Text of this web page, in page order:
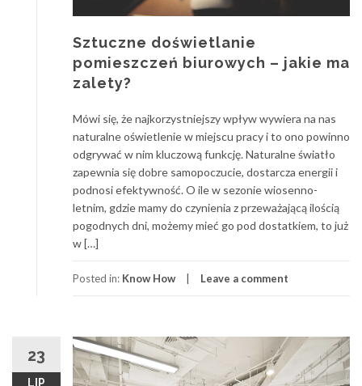
Sztuczne doświetlanie
pomieszczeń biurowych – jakie ma
zalety?
Mówi się, że najkorzystniejszy wpływ wywiera na nas
naturalne oświetlenie w miejscu pracy i to ono powinno
odgrywać w nim kluczową funkcję. Naturalne światło
zapewnia się dobre samopoczucie, dostarcza energii i
podnosi efektywność. O ile w sezonie wiosenno-
letnim, gdzie mamy do czynienia z przeważającą ilością
pogodnych dni, możemy mieć go pod dostatkiem, to już
w […]
Posted in: Know How Leave a comment
23
LIP